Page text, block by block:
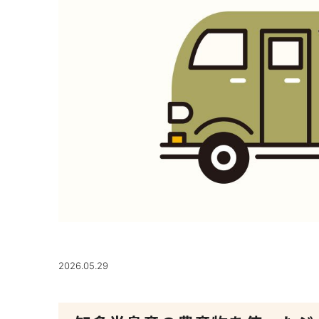
2026.05.29